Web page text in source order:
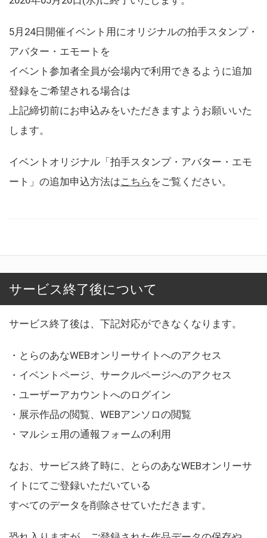
5月24日開催イベント用にオリジナルの拍手スタンプ・
アバター・エモートを
イベント参加者全員が会場内で利用できるように追加
登録をご希望される場合は
上記締切前にお申込みをいただきますようお願いいた
します。
イベントオリジナル「拍手スタンプ・アバター・エモ
ート」の追加申込方法はこちら をご覧ください。
サービス終了後について
サービス終了後は、下記対応ができなくなります。
・とらのあなWEBオンリーサイトへのアクセス
・イベントページ、サークルページへのアクセス
・ユーザーアカウントへのログイン
・展示作品の閲覧、WEBアンソロの閲覧
・マルシェ用の通報フォームの利用
なお、サービス終了時に、とらのあなWEBオンリーサ
イトにてご登録いただいている
すべてのデータを削除させていただきます。